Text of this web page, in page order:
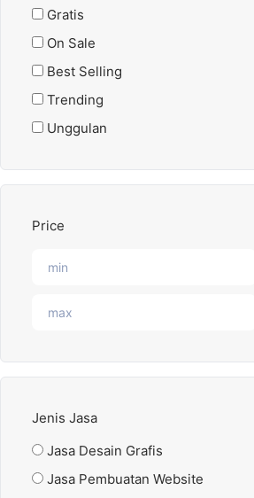
Gratis
On Sale
Best Selling
Trending
Unggulan
Price
Jenis Jasa
Jasa Desain Grafis
Jasa Pembuatan Website